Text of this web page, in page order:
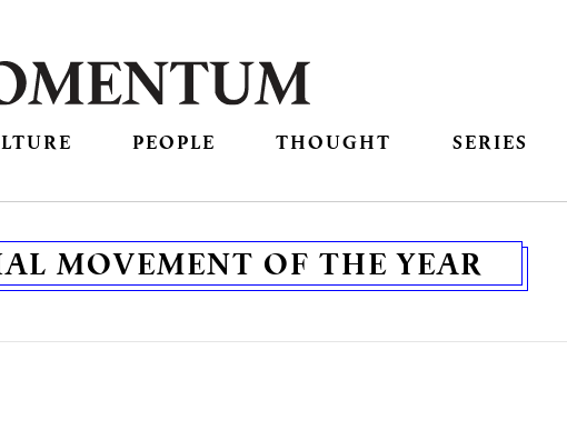
PEOPLE THOUGHT SERIES
MOVEMENT OF THE YEAR